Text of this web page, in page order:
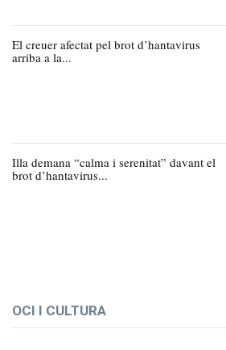
El creuer afectat pel brot d’hantavirus
arriba a la...
Illa demana “calma i serenitat” davant el
brot d’hantavirus...
OCI I CULTURA